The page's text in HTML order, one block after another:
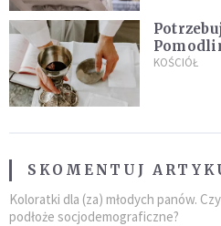
KOŚCIÓŁ
SKOMENTUJ
Koloratki dla (za) młodych panów.
podłoże socjodemograficzne?